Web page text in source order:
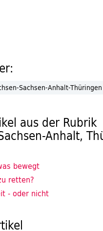
Sachsen-Anhalt-Thüringen
aus der Rubrik
Anhalt,
bewegt
retten?
- oder nicht